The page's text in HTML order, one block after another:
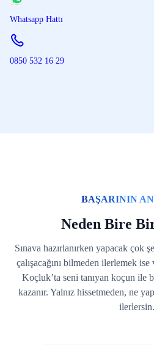
Whatsapp Hattı
0850 532 16 29
BAŞARININ
Neden Bire
Sınava hazırlanırken yapacak çok
çalışacağını bilmeden ilerlemek
Koçluk’ta seni tanıyan koçun ile
kazanır. Yalnız hissetmeden, ne
ilerlersin.